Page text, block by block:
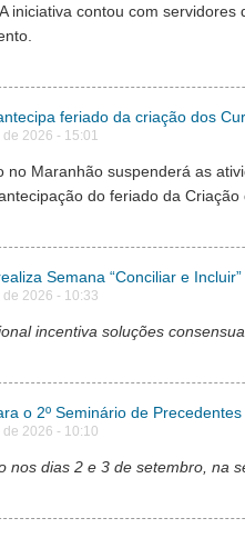
iniciativa contou com
feriado da criação dos
2026 - 15:01
no Maranhão suspenderá as
do feriado da
Semana “Conciliar e
2026 - 10:33
incentiva soluções
o 2º Seminário de
2026 - 10:10
nos dias 2 e 3 de setembro, na